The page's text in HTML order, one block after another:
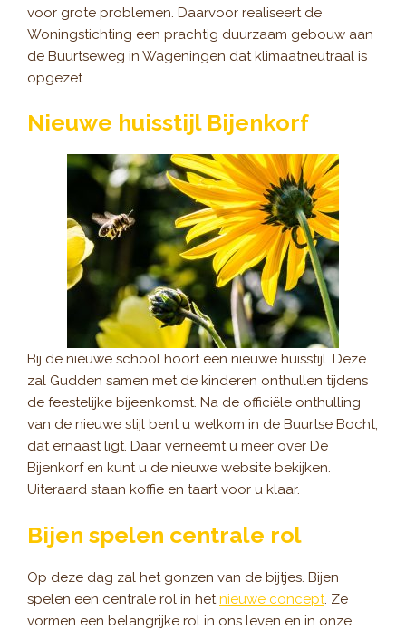
voor grote problemen. Daarvoor realiseert de
Woningstichting een prachtig duurzaam gebouw aan
de Buurtseweg in Wageningen dat klimaatneutraal is
opgezet.
Nieuwe huisstijl Bijenkorf
Bij de nieuwe school hoort een nieuwe huisstijl. Deze
zal Gudden samen met de kinderen onthullen tijdens
de feestelijke bijeenkomst. Na de officiële onthulling
van de nieuwe stijl bent u welkom in de Buurtse Bocht,
dat ernaast ligt. Daar verneemt u meer over De
Bijenkorf en kunt u de nieuwe website bekijken.
Uiteraard staan koffie en taart voor u klaar.
Bijen spelen centrale rol
Op deze dag zal het gonzen van de bijtjes. Bijen
spelen een centrale rol in hetnieuwe concept. Ze
vormen een belangrijke rol in ons leven en in onze